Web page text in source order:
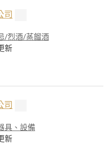
司
/烈酒/蒸餾酒
新
司
具、設備
新